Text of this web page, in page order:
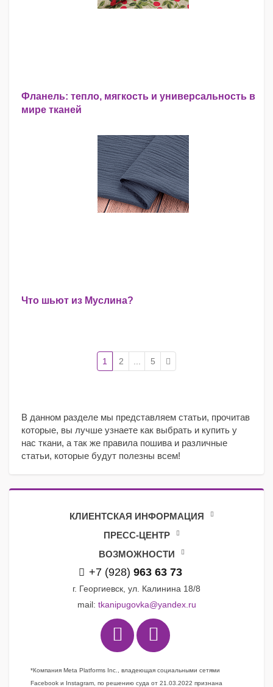
Фланель: тепло, мягкость и универсальность в
мире тканей
Что шьют из Муслина?
1 2 5
В данном разделе мы представляем статьи, прочитав
которые, вы лучше узнаете как выбрать и купить у
нас ткани, а так же правила пошива и различные
статьи, которые будут полезны всем!
КЛИЕНТСКАЯ ИНФОРМАЦИЯ
ПРЕСС-ЦЕНТР
ВОЗМОЖНОСТИ
+7 (928) 963 63 73
г. Георгиевск, ул. Калинина 18/8
mail: tkanipugovka@yandex.ru
*Компания Meta Platforms Inc., владеющая социальными сетями
Facebook и Instagram, по решению суда от 21.03.2022 признана